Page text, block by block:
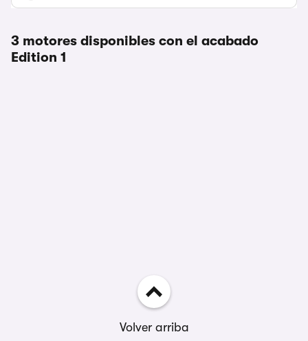
3 motores disponibles con el acabado
Edition 1
Volver arriba